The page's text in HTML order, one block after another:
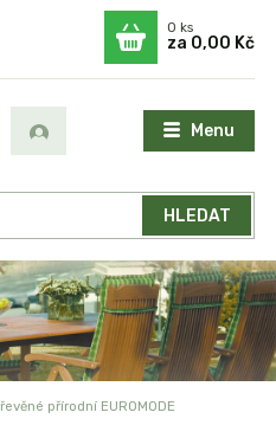
Menu
HLEDAT
0ks
za 0,00 Kč
přírodní EUROMODE